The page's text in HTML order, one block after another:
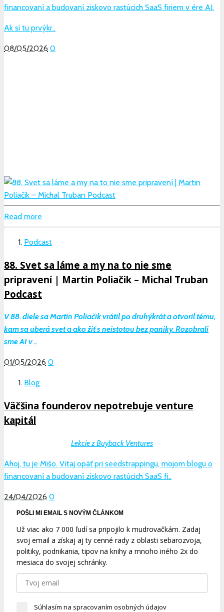
financovaní a budovaní ziskovo rastúcich SaaS firiem v ére AI.
Ak si tu prvýkr..
08/05/2026 0
Read more
Podcast
88. Svet sa láme a my na to nie sme
pripravení | Martin Poliačik – Michal Truban
Podcast
V 88. diele sa Martin Poliačik vrátil po druhýkrát a otvoril tému,
kam sa uberá svet a ako žiť s neistotou bez paniky. Rozobrali
sme AI v ..
01/05/2026 0
Blog
Väčšina founderov nepotrebuje venture
kapitál
Lekcie z Buyback Ventures
Ahoj, tu je Mišo. Vitaj opäť pri seedstrappingu, mojom blogu o
financovaní a budovaní ziskovo rastúcich SaaS fi..
24/04/2026 0
POŠLI MI EMAIL S NOVÝM ČLÁNKOM
Už viac ako 7 000 ľudí sa pripojilo k mudrovačkám. Zadaj
svoj email a získaj aj ty cenné rady z oblasti sebarozvoja,
politiky, podnikania, tipov na knihy a mnoho iného 2x do
mesiaca do svojej schránky.
Súhlasím na spracovaním osobných údajov